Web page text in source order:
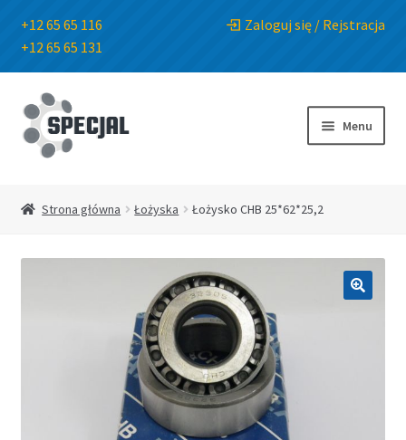
+12 65 65 116
+12 65 65 131
Zaloguj się / Rejstracja
Przejdź
do
nawigacji
Przejdź
do
treści
Menu
Strona główna Łożyska Łożysko CHB 25*62*25,2